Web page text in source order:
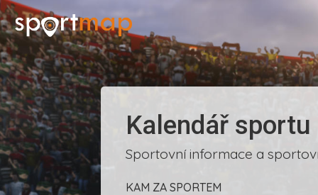
Kalendář sportu
Sportovní informace a
KAM ZA SPORTEM